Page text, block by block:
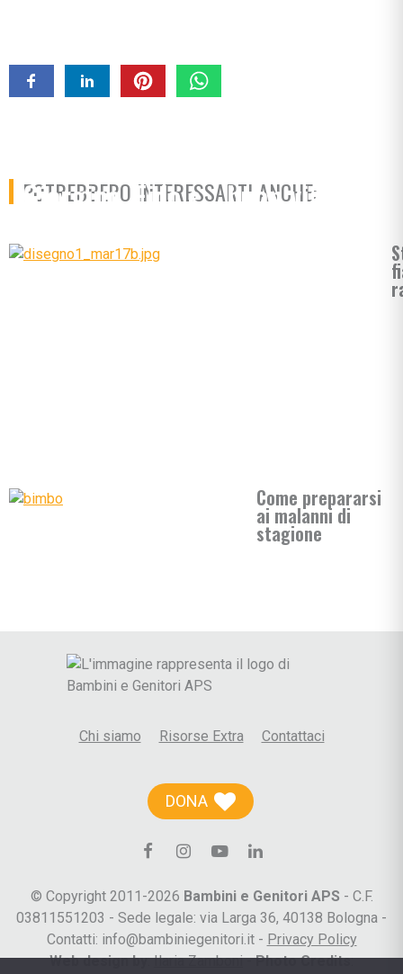
POTREBBERO INTERESSARTI ANCHE:
Giorgino, Fido e… buon viaggio
Come prepararsi
ai malanni di
stagione
Chi siamo Risorse Extra Contattaci
DONA
© Copyright 2011-2026 Bambini e Genitori APS - C.F.
03811551203 - Sede legale: via Larga 36, 40138 Bologna -
Contatti: info@bambiniegenitori.it - Privacy Policy
Web design by:Ilaria Zamboni-Photo Credits: